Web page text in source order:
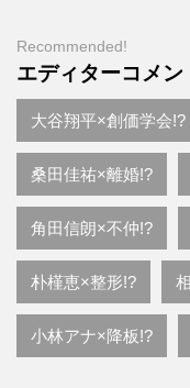
Recommended!
エディターコメ
大谷翔平×創価学会!?
桑田佳祐×離婚!?
角田信朗×不仲!?
朴槿恵×整形!?
小林アナ×降板!?